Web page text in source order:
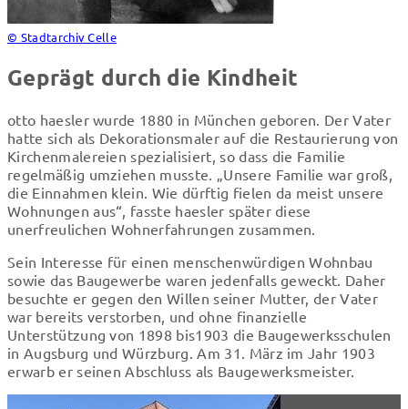
© Stadtarchiv Celle
Geprägt durch die Kindheit
otto haesler wurde 1880 in München geboren. Der Vater
hatte sich als Dekorationsmaler auf die Restaurierung von
Kirchenmalereien spezialisiert, so dass die Familie
regelmäßig umziehen musste. „Unsere Familie war groß,
die Einnahmen klein. Wie dürftig fielen da meist unsere
Wohnungen aus“, fasste haesler später diese
unerfreulichen Wohnerfahrungen zusammen.
Sein Interesse für einen menschenwürdigen Wohnbau
sowie das Baugewerbe waren jedenfalls geweckt. Daher
besuchte er gegen den Willen seiner Mutter, der Vater
war bereits verstorben, und ohne finanzielle
Unterstützung von 1898 bis1903 die Baugewerksschulen
in Augsburg und Würzburg. Am 31. März im Jahr 1903
erwarb er seinen Abschluss als Baugewerksmeister.